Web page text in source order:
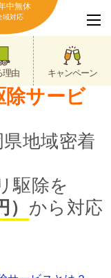
中無休
域対応
理由 キャンペーン
除サービ
地域密着
駆除を
から対応